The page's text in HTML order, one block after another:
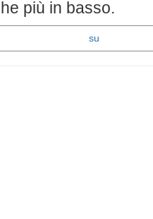
più in basso.
su